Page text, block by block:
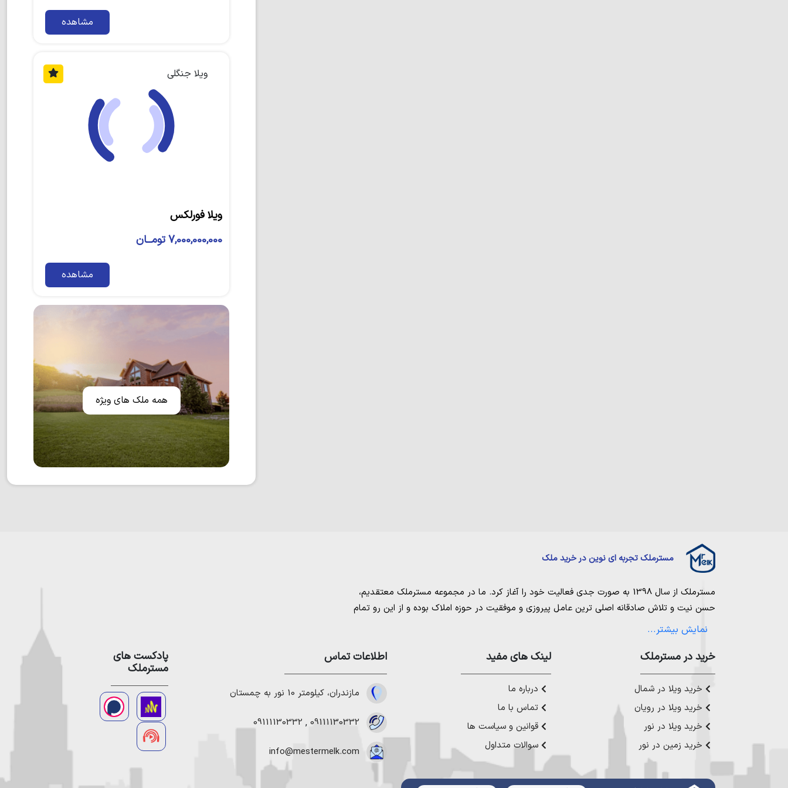
مشاهده
ویلا جنگلی
ویلا فورلکس
7,000,000,000 تومــان
مشاهده
همه ملک های ویژه
مسترملک تجربه ای نوین در خرید ملک
مسترملک از سال 1398 به صورت جدی فعالیت خود را آغاز کرد. ما در مجموعه مسترملک معتقدیم،
حسن نیت و تلاش صادقانه اصلی ترین عامل پیروزی و موفقیت در حوزه املاک بوده و از این رو تمام
مساعی خویش را به کار میگیریم تا بتوانیم با صداقت کامل بهترین ها را برای مشتریانمان به ارمغان
ملک در شمال،خرید زمین در نور خرید زمین در چمستان،خرید زمین در نوشهر
خرید زمین در
رویان،خرید زمین در محمودآباد خرید ویلا در شمال،خرید ویلا در نور
خرید ویلا در
چمستان ،خرید ویلا در نوشهر خرید ویلا در محمودآبادو
میتوانیم به هموطنان
عزیز خدمت کنیم.
نمایش بیشتر...
خرید در مستر‌ملک
خرید ویلا در شمال
خرید ویلا در رویان
خرید ویلا در نور
خرید زمین در نور
لینک های مفید
درباره ما
تماس با ما
قوانین و سیاست ها
سوالات متداول
اطلاعات تماس
مازندران، کیلومتر 10 نور به چمستان
09111130332
,
09111130332
info@mestermelk.com
پادکست های
مسترملک